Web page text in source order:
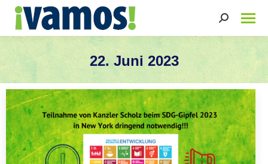
Search:
22. Juni 2023
Sie befinden sich hier: